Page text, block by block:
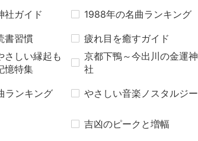
社ガイド 1988年の名曲ランキング
書習慣 疲れ目を癒すガイド
さしい縁起も
憶特集
京都下鴨～今出川の金運神
社
ランキング やさしい音楽ノスタルジー
吉凶のピークと増幅